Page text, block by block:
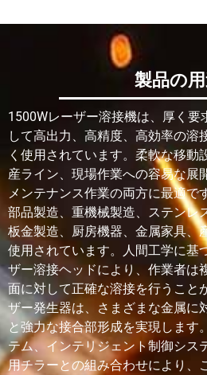
接
接
シ
ー
ム
幅
狭くて清潔
レーザ
ー溶接
よりは
細かい
が、幅
が広い
熱
影
響
地
域
小さい
レーザ
ー溶接
よりも
大きい
材
料
低い
中くら
い
製品の
1500Wレーザー溶接機は、厚く要
して高出力、高精度、高効率の溶
く使用されています。柔軟な移動
産ライン、現場作業への容易な展
メンテナンス作業の両方に最適で
部品製造、重機械製造、ステンレ
板金製造、厨房機器、金属家具、
使用されています。人間工学に基
ザー溶接ヘッドにより、作業者は
面に対して正確な溶接を行うこと
ザー発生器は、さまざまな金属に
と強力な接合部形成を実現します
テム、インテリジェント制御シス
用チラーとの組み合わせにより、